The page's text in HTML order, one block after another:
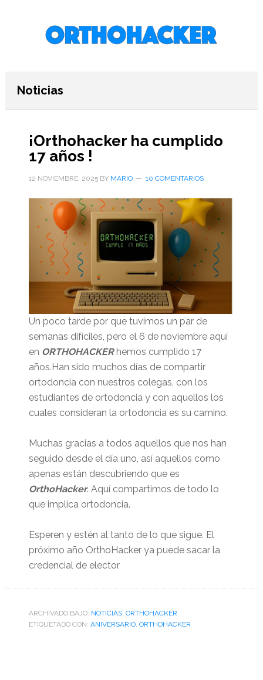
primaria
Noticias
¡Orthohacker ha cumplido
17 años !
12 NOVIEMBRE, 2025BY MARIO 10 COMENTARIOS
Un poco tarde por que tuvimos un par de
semanas difíciles, pero el 6 de noviembre aquí
en ORTHOHACKERhemos cumplido 17
años.Han sido muchos días de compartir
ortodoncia con nuestros colegas, con los
estudiantes de ortodoncia y con aquellos los
cuales consideran la ortodoncia es su camino.
Muchas gracias a todos aquellos que nos han
seguido desde el día uno, así aquellos como
apenas están descubriendo que es
OrthoHacker. Aquí compartimos de todo lo
que implica ortodoncia.
Esperen y estén al tanto de lo que sigue. El
próximo año OrthoHacker ya puede sacar la
credencial de elector
ARCHIVADO BAJO: NOTICIAS, ORTHOHACKER
ETIQUETADO CON: ANIVERSARIO, ORTHOHACKER